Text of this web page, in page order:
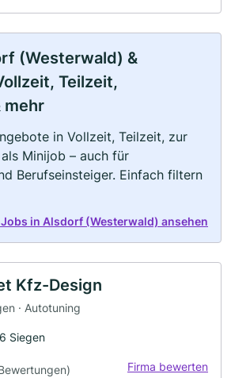
(Westerwald) &
Teilzeit,
mehr
in Vollzeit, Teilzeit, zur
Minijob – auch für
Berufseinsteiger. Einfach filtern
in Alsdorf (Westerwald) ansehen
Kfz-Design
· Autotuning
Siegen
Firma bewerten